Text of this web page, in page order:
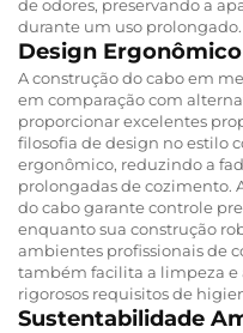
de odores, preservando a
durante um uso prolongado.
Design
A construção do cabo em
em comparação com
proporcionar excelentes
filosofia de design no estilo
ergonômico, reduzindo a
prolongadas de cozimento.
do cabo garante controle
enquanto sua construção
ambientes profissionais de
também facilita a limpeza e
rigorosos requisitos de
Sustentabilidade